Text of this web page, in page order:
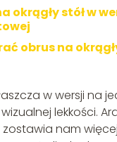
okrągły stół w
obrus na
w wersji na
lekkości.
zostawia nam